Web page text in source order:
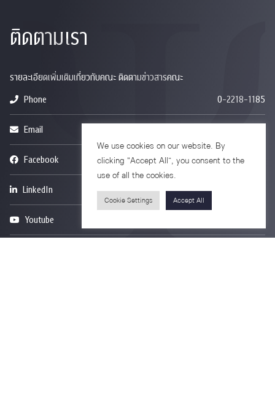
ติดตามเรา
รายละเอียดเพิ่มเติมเกี่ยวกับคณะ ติดตามข่าวสารคณะ
Phone
0-2218-1185
Email
Facebook Psychology CU
LinkedIn Faculty of Psychology
Youtube
We use cookies on our website. By
clicking “Accept All”, you consent to the
use of all the cookies.
Cookie Settings Accept All